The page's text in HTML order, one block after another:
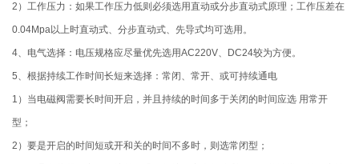
2）工作压力：如果工作压力低则必须选用直动或分步直动式原理；工作压差在
0.04Mpa以上时直动式、分步直动式、先导式均可选用。
4、电气选择：电压规格应尽量优先选用AC220V、DC24较为方便。
5、根据持续工作时间长短来选择：常闭、常开、或可持续通电
1）当电磁阀需要长时间开启，并且持续的时间多于关闭的时间应选 用常开
型；
2）要是开启的时间短或开和关的时间不多时，则选常闭型；